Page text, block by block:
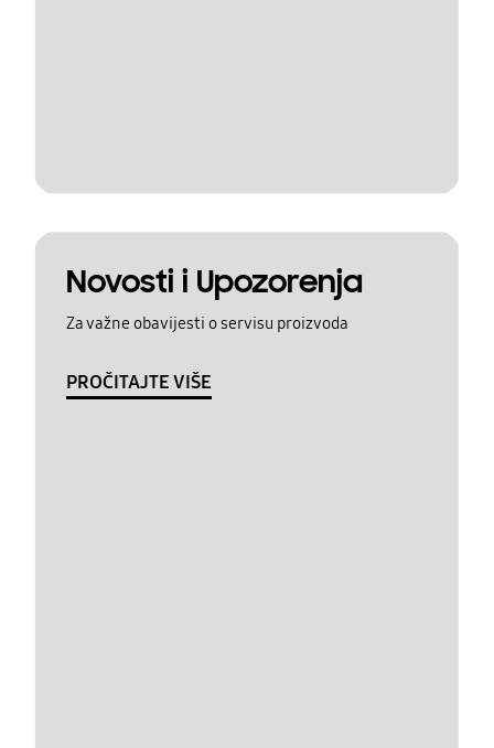
Novosti i Upozorenja
Za važne obavijesti o servisu proizvoda
PROČITAJTE VIŠE